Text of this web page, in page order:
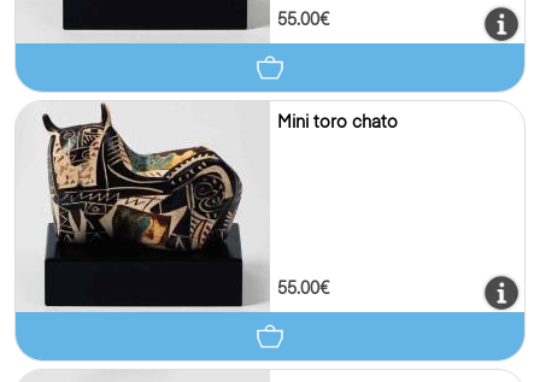
55.00€
Mini toro chato
55.00€